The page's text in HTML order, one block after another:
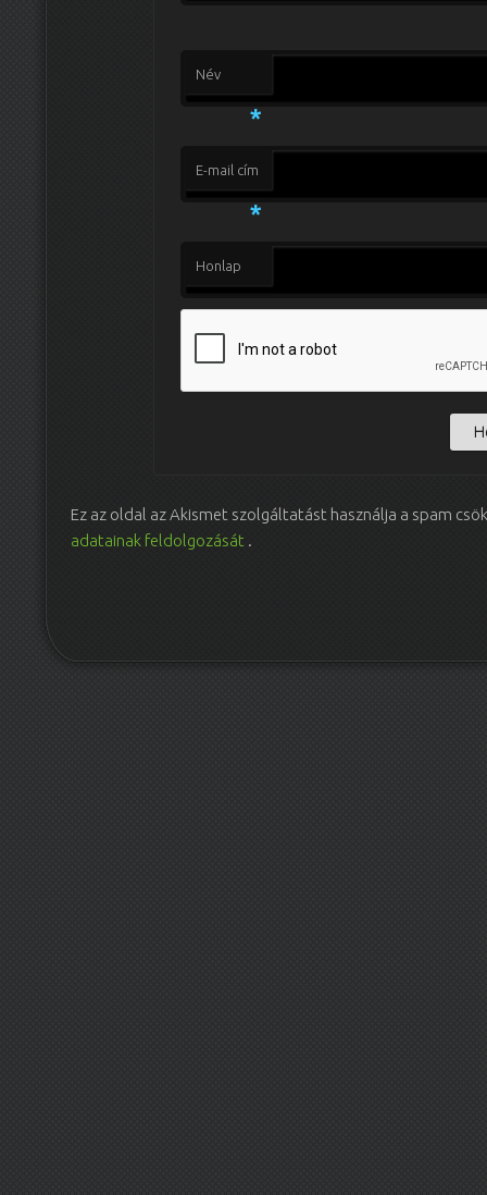
Név
*
E-mail cím
*
Honlap
Ez az oldal az Akismet szolgáltatást használja a spam
adatainak feldolgozását .